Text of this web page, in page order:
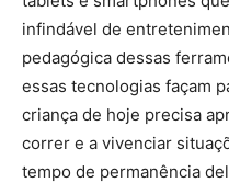
infindável de
pedagógica dessas
essas tecnologias façam
criança de hoje precisa
correr e a vivenciar
tempo de permanência